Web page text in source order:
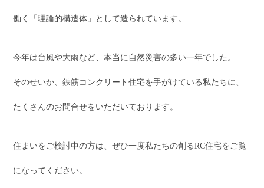
働く「理論的構造体」として造られています。
今年は台風や大雨など、本当に自然災害の多い一年でした。
そのせいか、鉄筋コンクリート住宅を手がけている私たちに、
たくさんのお問合せをいただいております。
住まいをご検討中の方は、ぜひ一度私たちの創るRC住宅をご覧
になってください。